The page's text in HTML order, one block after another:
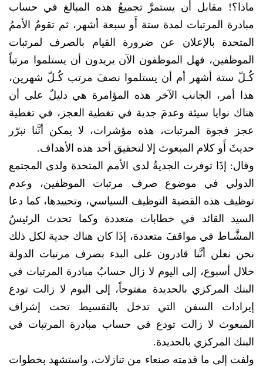
ماذا؟! مقابل أن يستمرَّ تجميعُ هذه المبالغ في حساب
مبادرة المرتبات لمدة ستة أَو سبعة أشهر، ثم تقومُ الأممُ
المتحدة بالإعلان عن ضرورة القيام بالصرف لمرتبات
الموظفين، فهل الموظفون الآن يريدون أن يستلموا مرتباً
كُـلّ ستة أشهر أم أن يستلموا نصفَ مرتب كُـلّ شهرين،
هذا أمر، الجانب الآخر هذه المؤامرة هي دليلٌ على أن
هناك نوايا سيئة وعدمَ جدية في تغطية العجز، في تغطية
عجز فجوة المرتبات، هذه مؤشرات، لا يمكن أنَّنا نبرّر
حديثَ أَو كلام المبعوث إلا لتحقيق أحد هذه الأهداف.
وقال: إذَا توفرت الجديةُ لدى الأمم المتحدة ولدى المجتمع
الدولي في موضوع صرف مرتبات الموظفين، وعدم
توظيف هذه القضية التوظيف السياسي، وتحييدها، كما دعا
السيد القائد في خطابات متعددة وكما تحدث الرئيسُ
المشَّـاط في مواقفَ متعددة، إذَا كان هناك جدية لكل ذلك
نحن نعلن أنَّنا قادرون على البدء بصرف مرتبات الدولة
خلال أسبوع، إلى اليوم لا زال حسابُ مبادرة المرتبات في
البنك المركزي بالحديدة مفتوحاً، إلى اليوم لا زالت تودع
إيرادات السفن التي تدخل بالتقسيط تحت إشراف
المبعوث لا زالت تودع في حساب مبادرة المرتبات في
البنك المركزي بالحديدة.
ولفت إلى ما قدمته صنعاء من تنازلات، واستشهد بخطوات